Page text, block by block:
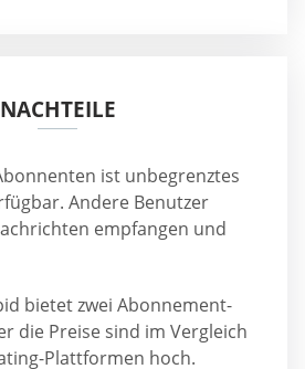
NACHTEILE
ist unbegrenztes
Andere Benutzer
empfangen und
bietet zwei Abonnement-
die Preise sind im Vergleich
Plattformen hoch.